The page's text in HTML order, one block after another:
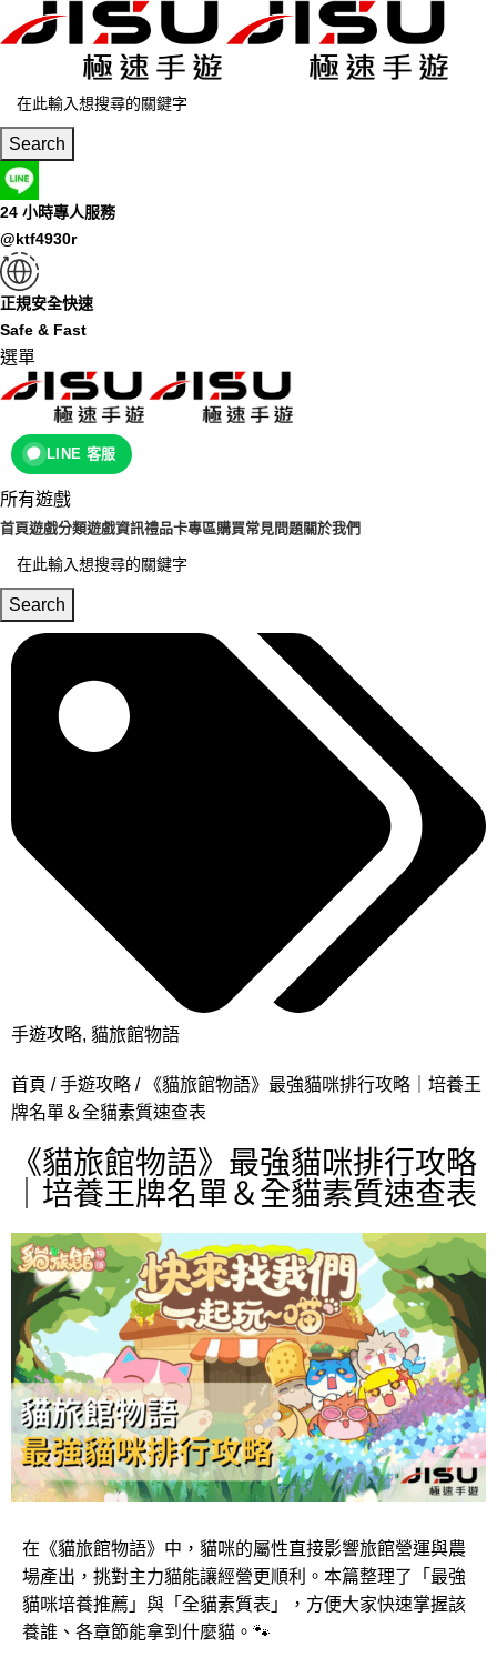
Search
24 小時專人服務
@ktf4930r
正規安全快速
Safe & Fast
選單
LINE 客服
所有遊戲
首頁遊戲分類遊戲資訊禮品卡專區購買常見問題關於我們
Search
手遊攻略, 貓旅館物語
首頁 手遊攻略
《貓旅館物語》最強貓咪排行攻略｜培養王
牌名單＆全貓素質速查表
《貓旅館物語》最強貓咪排行攻略
｜培養王牌名單＆全貓素質速查表
在《貓旅館物語》中，貓咪的屬性直接影響旅館營運與農
場產出，挑對主力貓能讓經營更順利。本篇整理了「最強
貓咪培養推薦」與「全貓素質表」，方便大家快速掌握該
養誰、各章節能拿到什麼貓。🐾